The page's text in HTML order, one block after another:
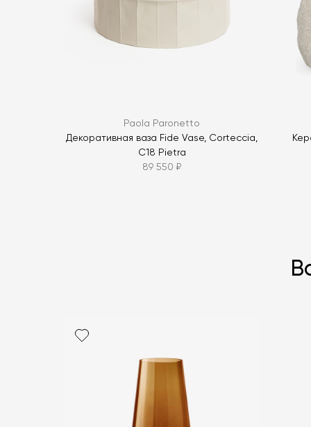
Paola Paronetto
Декоративная ваза Fide Vase, Corteccia,
C18 Pietra
89 550 ₽